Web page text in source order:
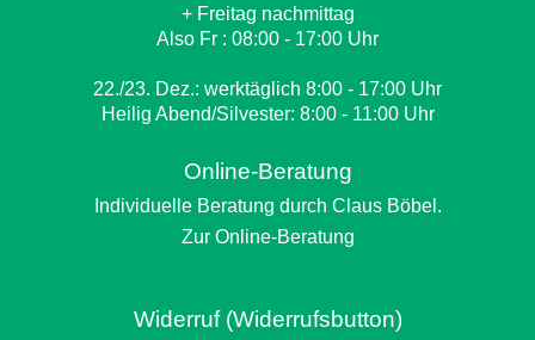
+ Freitag nachmittag
Also Fr : 08:00 - 17:00 Uhr
22./23. Dez.: werktäglich 8:00 - 17:00 Uhr
Heilig Abend/Silvester: 8:00 - 11:00 Uhr
Online-Beratung
Individuelle Beratung durch Claus Böbel.
Zur Online-Beratung
Widerruf (Widerrufsbutton)